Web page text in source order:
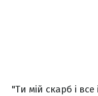
"Ти мій скарб і